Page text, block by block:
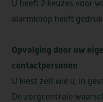
gevoel in geval van
U heeft 2 keuzes voor
alarmknop heeft
Opvolging door uw
contactpersonen
U kiest zelf wie u, in
De zorgcentrale